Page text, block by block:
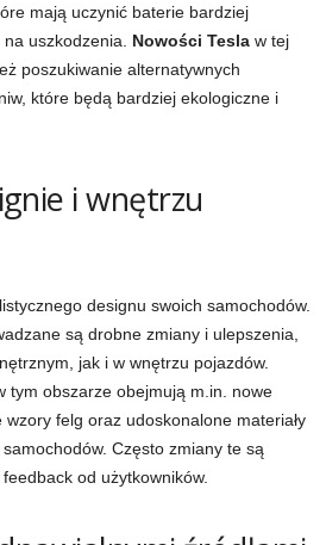
mają uczynić baterie bardziej
uszkodzenia. Nowości Tesla w tej
poszukiwanie alternatywnych
które będą bardziej ekologiczne i
i wnętrzu
designu swoich samochodów.
są drobne zmiany i ulepszenia,
jak i w wnętrzu pojazdów.
tym obszarze obejmują m.in. nowe
felg oraz udoskonalone materiały
Często zmiany te są
od użytkowników.